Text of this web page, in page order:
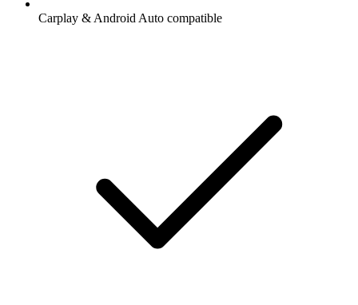
Carplay & Android Auto compatible